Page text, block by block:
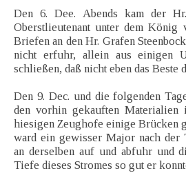
Den 6. Dee. Abends kam der
Oberstlieutenant unter dem König
Briefen an den Hr. Grafen
nicht erfuhr, allein aus einigen
schließen, daß nicht eben das Beste
Den 9. Dec. und die folgenden
den vorhin gekauften
hiesigen Zeughofe einige Brücken
ward ein gewisser Major nach der
an derselben auf und abfuhr und
Tiefe dieses Stromes so gut er